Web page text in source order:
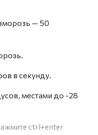
— 50
в секунду.
местами до -28
ctrl+enter